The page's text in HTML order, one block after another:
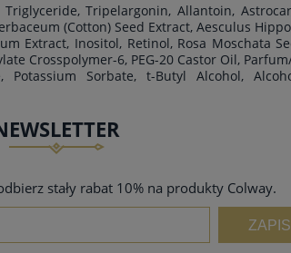
Tripelargonin, Allantoin,
(Cotton) Seed Extract, Aesculus
Extract, Inositol, Retinol, Rosa Moschata
Crosspolymer-6, PEG-20 Castor Oil,
Potassium Sorbate, t-Butyl Alcohol,
stały rabat 10% na produkty Colway.